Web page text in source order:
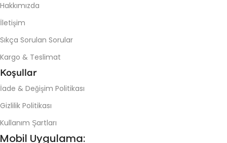
Hakkımızda
İletişim
Sıkça Sorulan Sorular
Kargo & Teslimat
Koşullar
İade & Değişim Politikası
Gizlilik Politikası
Kullanım Şartları
Mobil Uygulama: